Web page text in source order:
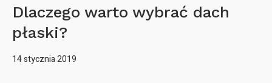
Dlaczego warto wybrać dach
płaski?
14 stycznia 2019